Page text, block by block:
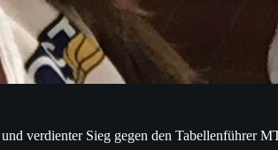
verdienter Sieg gegen den Tabellenführer